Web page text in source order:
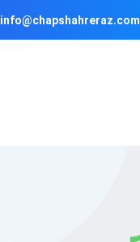
info@chapshahreraz.com